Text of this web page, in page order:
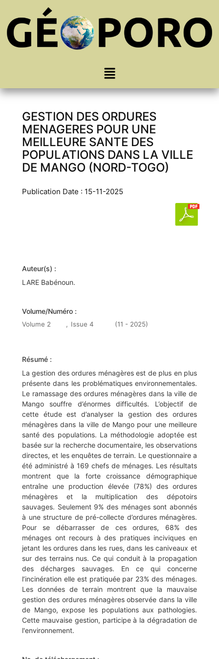
GESTION DES ORDURES
MENAGERES POUR UNE
MEILLEURE SANTE DES
POPULATIONS DANS LA VILLE
DE MANGO (NORD-TOGO)
Publication Date : 15-11-2025
Auteur(s) :
LARE Babénoun.
Volume/Numéro :
Volume 2 , Issue 4 (11 - 2025)
Résumé :
La gestion des ordures ménagères est de plus en plus
présente dans les problématiques environnementales.
Le ramassage des ordures ménagères dans la ville de
Mango souffre d’énormes difficultés. L’objectif de
cette étude est d’analyser la gestion des ordures
ménagères dans la ville de Mango pour une meilleure
santé des populations. La méthodologie adoptée est
basée sur la recherche documentaire, les observations
directes, et les enquêtes de terrain. Le questionnaire a
été administré à 169 chefs de ménages. Les résultats
montrent que la forte croissance démographique
entraîne une production élevée (78%) des ordures
ménagères et la multiplication des dépotoirs
sauvages. Seulement 9% des ménages sont abonnés
à une structure de pré-collecte d’ordures ménagères.
Pour se débarrasser de ces ordures, 68% des
ménages ont recours à des pratiques inciviques en
jetant les ordures dans les rues, dans les caniveaux et
sur des terrains nus. Ce qui conduit à la propagation
des décharges sauvages. En ce qui concerne
l’incinération elle est pratiquée par 23% des ménages.
Les données de terrain montrent que la mauvaise
gestion des ordures ménagères observée dans la ville
de Mango, expose les populations aux pathologies.
Cette mauvaise gestion, participe à la dégradation de
l'environnement.